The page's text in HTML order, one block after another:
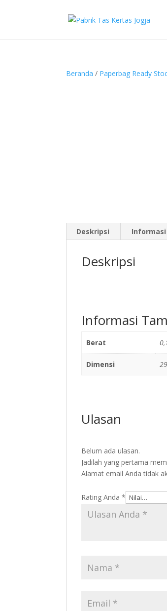
Beranda / Paperbag Ready
Deskripsi
Deskripsi
Informasi
Berat
Dimensi
Ulasan
Belum ada ulasan.
Jadilah yang pertama
Alamat email Anda tidak
Rating Anda*